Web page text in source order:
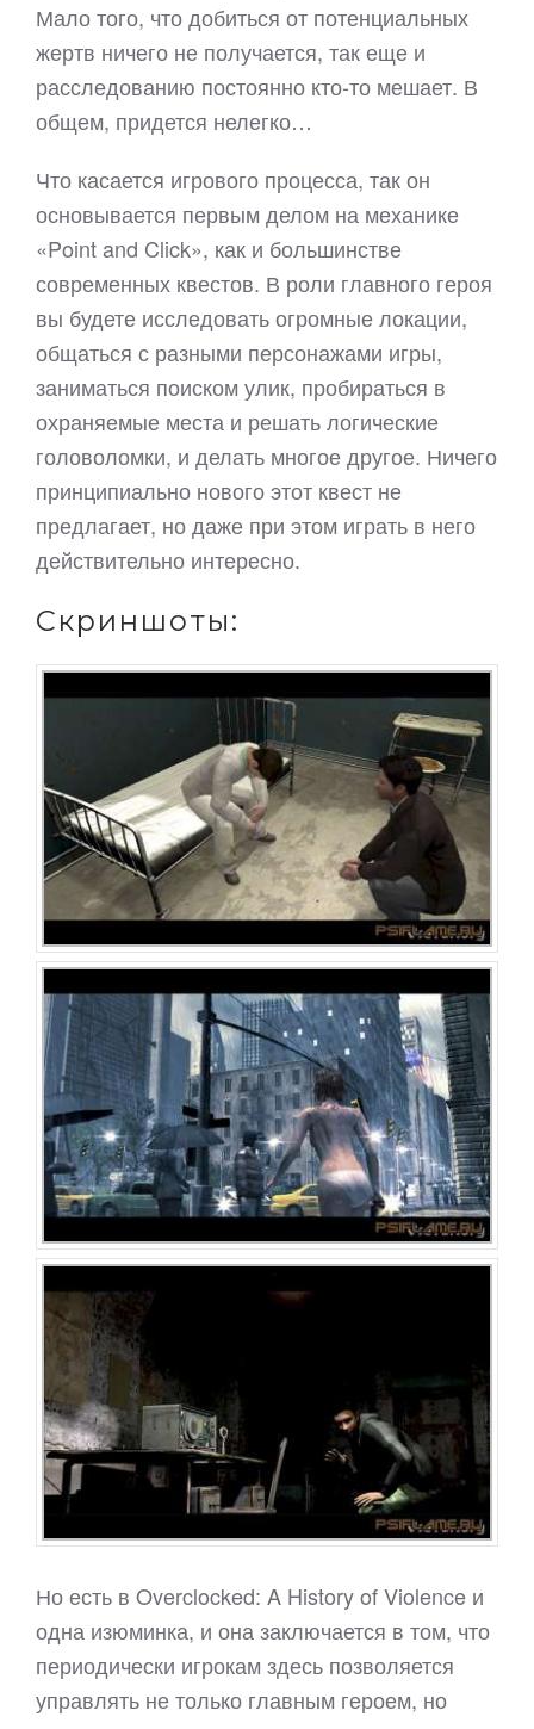
Мало того, что добиться от потенциальных
жертв ничего не получается, так еще и
расследованию постоянно кто-то мешает. В
общем, придется нелегко…
Что касается игрового процесса, так он
основывается первым делом на механике
«Point and Click», как и большинстве
современных квестов. В роли главного героя
вы будете исследовать огромные локации,
общаться с разными персонажами игры,
заниматься поиском улик, пробираться в
охраняемые места и решать логические
головоломки, и делать многое другое. Ничего
принципиально нового этот квест не
предлагает, но даже при этом играть в него
действительно интересно.
Скриншоты:
Но есть в Overclocked: A History of Violence и
одна изюминка, и она заключается в том, что
периодически игрокам здесь позволяется
управлять не только главным героем, но